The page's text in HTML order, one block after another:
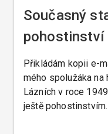
Současný
pohostinství
Přikládám kopii e-
mého spolužáka
Lázních v roce
ještě